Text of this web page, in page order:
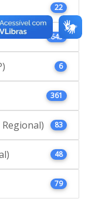
22
645
6
361
Regional) 83
48
79